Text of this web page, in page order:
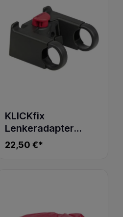
KLICKfix
Lenkeradapter
Universal 0211
22,50 €*